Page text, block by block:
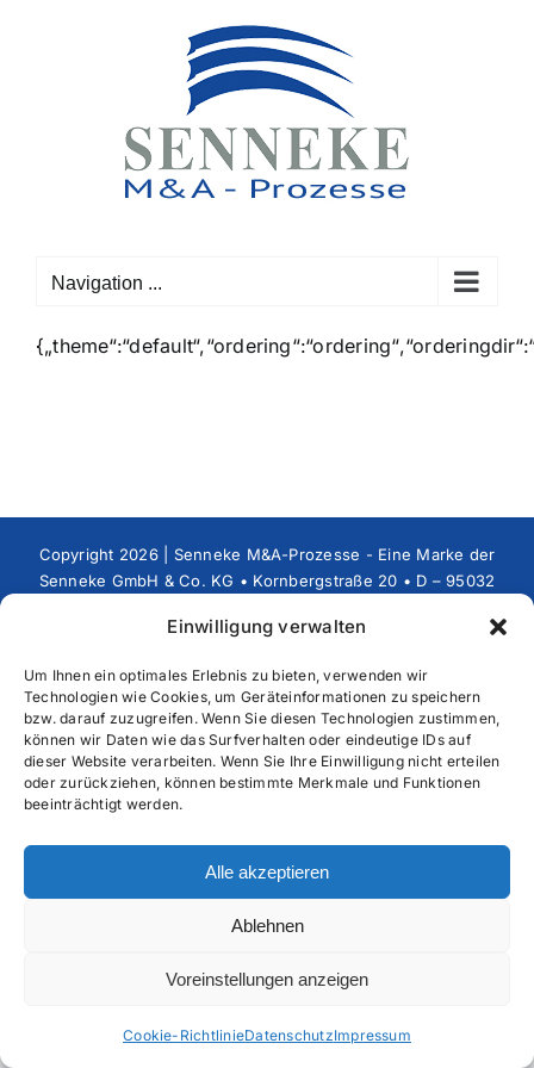
Einwilligung verwalten
Um Ihnen ein optimales Erlebnis zu bieten, verwenden wir
Technologien wie Cookies, um Geräteinformationen zu speichern
bzw. darauf zuzugreifen. Wenn Sie diesen Technologien zustimmen,
können wir Daten wie das Surfverhalten oder eindeutige IDs auf
dieser Website verarbeiten. Wenn Sie Ihre Einwilligung nicht erteilen
oder zurückziehen, können bestimmte Merkmale und Funktionen
beeinträchtigt werden.
Alle akzeptieren
Ablehnen
Voreinstellungen anzeigen
Cookie-RichtlinieDatenschutzImpressum
Navigation ...
Copyright 2026 | Senneke M&A-Prozesse - Eine Marke der
Senneke GmbH & Co. KG • Kornbergstraße 20 • D – 95032
– 833039-9 • E-Mail: MandA@senneke.de